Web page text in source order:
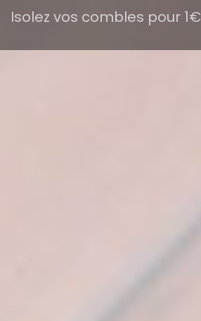
Isolez vos combles pour 1€